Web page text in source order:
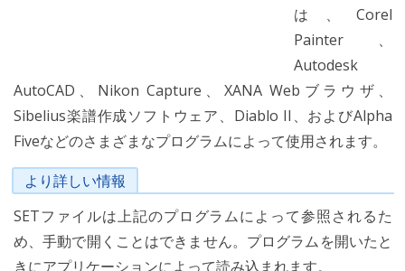
は、Corel
Painter、
Autodesk
AutoCAD、Nikon Capture、XANA Webブラウザ、
Sibelius楽譜作成ソフトウェア、Diablo II、およびAlpha
Fiveなどのさまざまなプログラムによって使用されます。
より詳しい情報
SETファイルは上記のプログラムによって参照されるた
め、手動で開くことはできません。プログラムを開いたと
きにアプリケーションによって読み込まれます。